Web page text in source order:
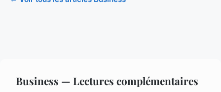
Business — Lectures complémentaires